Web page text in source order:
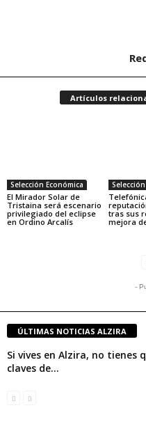
Artículos
Selección Económica
El Mirador Solar de
Tristaina será escenario
privilegiado del eclipse
en Ordino Arcalís
tras sus
mejora
-
ÚLTIMAS NOTICIAS ALZIRA
Si vives en Alzira, no tienes
claves de...